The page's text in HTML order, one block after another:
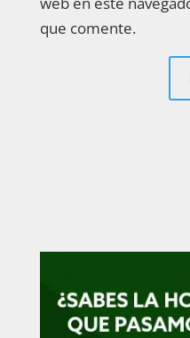
que comente.